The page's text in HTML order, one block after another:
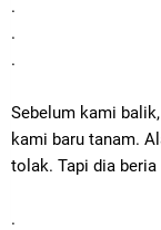
.
.
.
Sebelum kami
kami baru tanam.
tolak. Tapi dia
.